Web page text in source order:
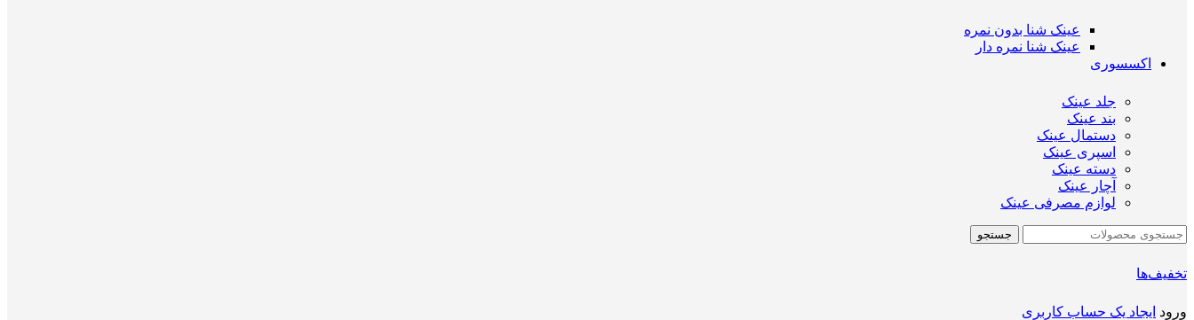
عینک شنا بدون نمره
عینک شنا نمره دار
اکسسوری
جلد عینک
بند عینک
دستمال عینک
اسپری عینک
دسته عینک
آچار عینک
لوازم مصرفی عینک
جستجو
تخفیف‌ها
ورود ایجاد یک حساب کاربری